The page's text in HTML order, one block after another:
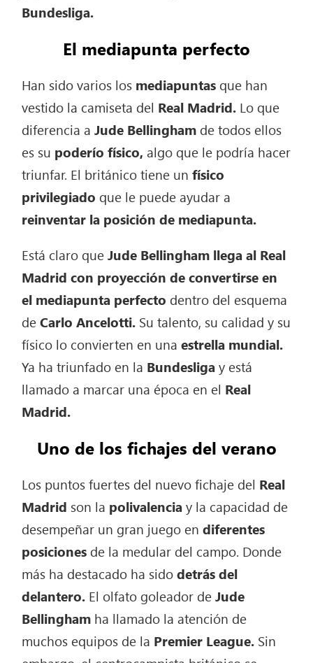
Bundesliga.
El mediapunta perfecto
Han sido varios los mediapuntas que han
vestido la camiseta del Real Madrid. Lo que
diferencia aJude Bellingham de todos ellos
es su poderío físico, algo que le podría hacer
triunfar. El británico tiene unfísico
privilegiado que le puede ayudar a
reinventar la posición de mediapunta.
Está claro queJude Bellingham llega al Real
Madrid con proyección de convertirse en
el mediapunta perfecto dentro del esquema
deCarlo Ancelotti. Su talento, su calidad y su
físico lo convierten en unaestrella mundial.
Ya ha triunfado en la Bundesligay está
llamado a marcar una época en el Real
Madrid.
Uno de los fichajes del verano
Los puntos fuertes del nuevo fichaje del Real
Madrid son la polivalenciay la capacidad de
desempeñar un gran juego endiferentes
posiciones de la medular del campo. Donde
más ha destacado ha sidodetrás del
delantero. El olfato goleador deJude
Bellingham ha llamado la atención de
muchos equipos de la Premier League. Sin